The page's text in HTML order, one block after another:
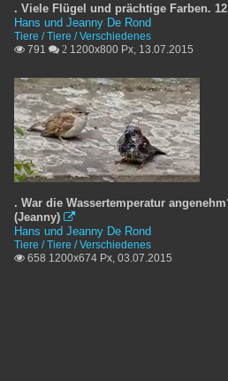
. Viele Flügel und prächtige Farben.
Hans und Jeanny De Rond
Tiere / Tiere / Verschiedenes
 791  2 1200x800 Px, 13.07.2015
. War die Wassertemperatur
(Jeanny) 
Hans und Jeanny De Rond
Tiere / Tiere / Verschiedenes
 658 1200x674 Px, 03.07.2015